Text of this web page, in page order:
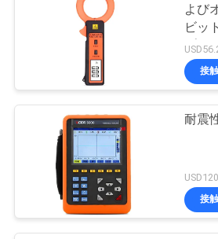
よび
ビッ
プ リ
接触
耐震
接触